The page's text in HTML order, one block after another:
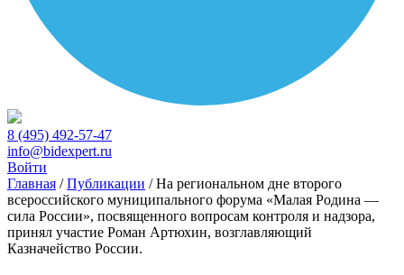
8 (495) 492-57-47
info@bidexpert.ru
Войти
Главная /Публикации /На региональном дне второго
всероссийского муниципального форума «Малая Родина —
сила России», посвященного вопросам контроля и надзора,
принял участие Роман Артюхин, возглавляющий
Казначейство России.